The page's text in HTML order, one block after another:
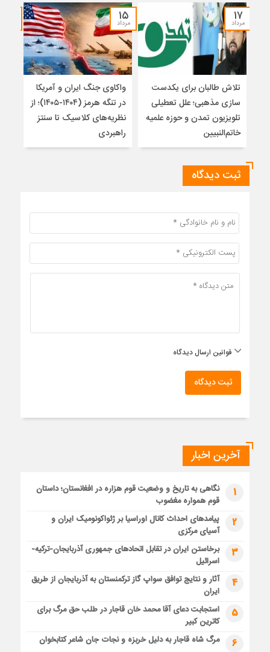
۱۷
مرداد
تلاش طالبان برای یکدست
سازی مذهبی؛ علل تعطیلی
تلویزیون تمدن و حوزه علمیه
خاتم‌النبیین
۱۵
مرداد
واکاوی جنگ ایران و آمریکا
در تنگه هرمز (۱۴۰۴-۱۴۰۵)؛ از
نظریه‌های کلاسیک تا سنتز
راهبردی
ثبت دیدگاه
قوانین ارسال دیدگاه
ثبت دیدگاه
آخرین اخبار
1
نگاهی به تاریخ و وضعیت قوم هزاره در افغانستان؛ داستان
قوم همواره مغضوب
2
پیامدهای احداث کانال اوراسیا بر ژئواکونومیک ایران و
آسیای مرکزی
3
برخاستن ایران در تقابل اتحادهای جمهوری آذربایجان-ترکیه-
اسرائیل
4
آثار و نتایج توافق سواپ گاز ترکمنستان به آذربایجان از طریق
ایران
5
استجابت دعای آقا محمد خان قاجار در طلب حق مرگ برای
کاترین کبیر
6 مرگ شاه قاجار به دلیل خربزه و نجات جان شاعر کتابخوان